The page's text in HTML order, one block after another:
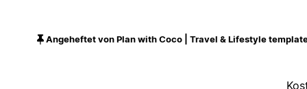
Angeheftet von Plan with Coco | Travel & Lifestyle